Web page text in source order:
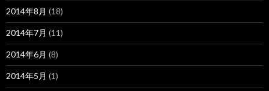
2014年8月 (18)
2014年7月 (11)
2014年6月 (8)
2014年5月 (1)